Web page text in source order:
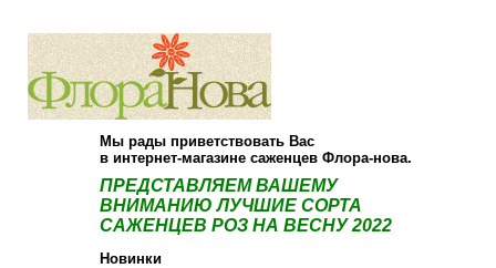
Мы рады приветствовать Вас
в интернет-магазине саженцев Флора-нова.
ПРЕДСТАВЛЯЕМ ВАШЕМУ
ВНИМАНИЮ ЛУЧШИЕ СОРТА
САЖЕНЦЕВ РОЗ НА ВЕСНУ 2022
Новинки